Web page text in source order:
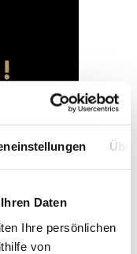
Daten
Ihre persönlichen
von